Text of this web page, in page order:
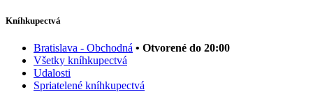
Kníhkupectvá
Bratislava - Obchodná • Otvorené do 20:00
Všetky kníhkupectvá
Udalosti
Spriatelené kníhkupectvá